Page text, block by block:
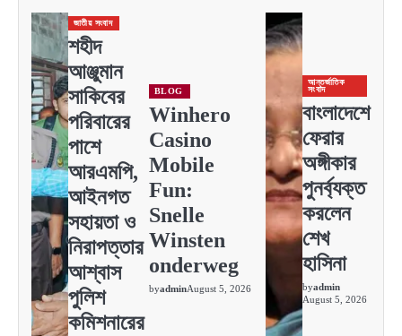
জাতীয় সংবাদ
শহীদ
আঞ্জুমান
সাকিবের
পরিবারের
পাশে
আরএমপি,
আইনগত
সহায়তা ও
নিরাপত্তার
আশ্বাস
পুলিশ
কমিশনারের
BLOG
Winhero
Casino
Mobile
Fun:
Snelle
Winsten
onderweg
byadminAugust 5, 2026
আন্তর্জাতিক
সংবাদ
বাংলাদেশে
ফেরার
অঙ্গীকার
পুনর্ব্যক্ত
করলেন
শেখ
হাসিনা
byadmin
August 5, 2026